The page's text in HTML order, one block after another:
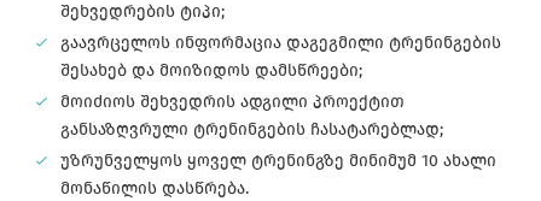
შეხვედრების ტიპი;
გაავრცელოს ინფორმაცია დაგეგმილი ტრენინგების
შესახებ და მოიზიდოს დამსწრეები;
მოიძიოს შეხვედრის ადგილი პროექტით
განსაზღვრული ტრენინგების ჩასატარებლად;
უზრუნველყოს ყოველ ტრენინგზე მინიმუმ 10 ახალი
მონაწილის დასწრება.